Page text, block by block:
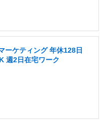
ーケティング 年休128日
週2日在宅ワーク